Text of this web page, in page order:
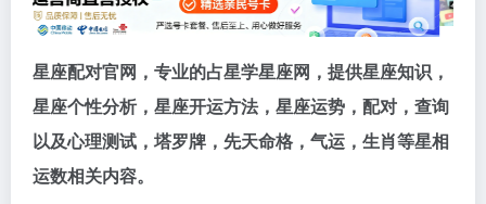
星座配对官网，专业的占星学星座网，提供星座知识，
星座个性分析，星座开运方法，星座运势，配对，查询
以及心理测试，塔罗牌，先天命格，气运，生肖等星相
运数相关内容。